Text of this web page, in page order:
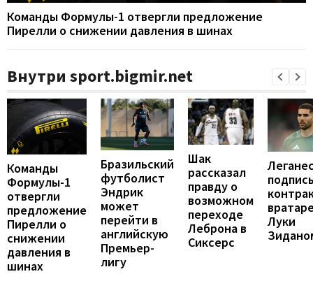
Команды Формулы-1 отвергли предложение
Пирелли о снижении давления в шинах
Внутри sport.bigmir.net
Команды
Формулы-1
отвергли
предложение
Пирелли о
снижении
давления в
шинах
Бразильский
футболист
Эндрик
может
перейти в
английскую
Премьер-
лигу
Шак
рассказал
правду о
возможном
переходе
Леброна в
Сиксерс
Луки